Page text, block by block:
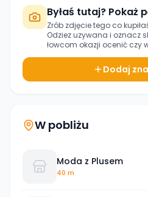
Byłaś tutaj? Pokaż
Zrób zdjęcie tego co
Odziez uzywana i oznacz
łowcom okazji ocenić czy
Dodaj
W pobliżu
Moda z Plusem
40 m